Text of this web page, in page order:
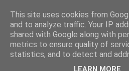
This site uses cookies from
and to analyze traffic. Your IP
shared with Google along with
metrics to ensure quality of
statistics, and to detect and